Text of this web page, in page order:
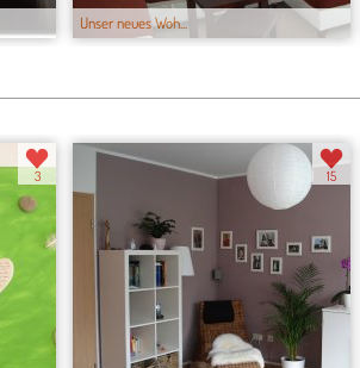
Unser neues Woh...
3 15